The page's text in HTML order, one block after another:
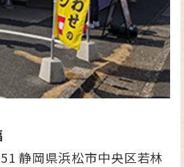
静岡県浜松市中央区若林